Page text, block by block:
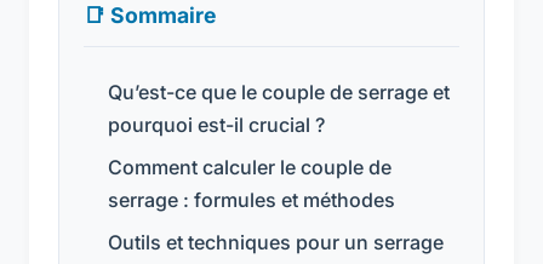
📑 Sommaire
Qu’est-ce que le couple de serrage et
pourquoi est-il crucial ?
Comment calculer le couple de
serrage : formules et méthodes
Outils et techniques pour un serrage